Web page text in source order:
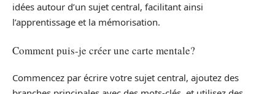
idées autour d’un sujet central, facilitant ainsi
l’apprentissage et la mémorisation.
Comment puis-je créer une carte mentale?
Commencez par écrire votre sujet central, ajoutez des